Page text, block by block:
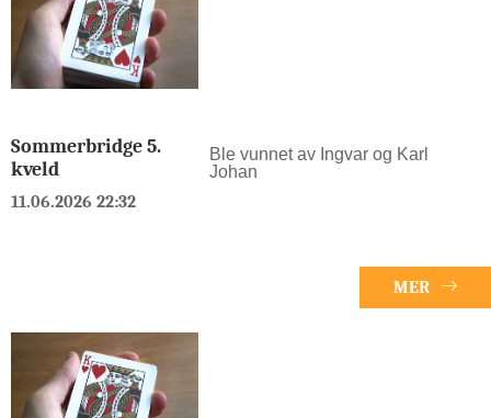
Sommerbridge 5.
kveld
11.06.2026 22:32
Ble vunnet av Ingvar og Karl
Johan
MER